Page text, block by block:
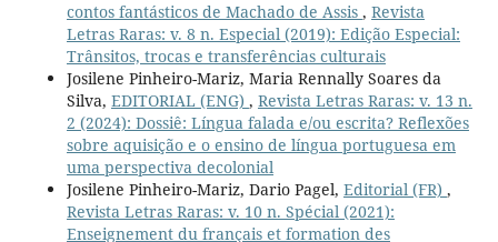
contos fantásticos de Machado de Assis , Revista
Letras Raras: v. 8 n. Especial (2019): Edição Especial:
Trânsitos, trocas e transferências culturais
Josilene Pinheiro-Mariz, Maria Rennally Soares da
Silva, EDITORIAL (ENG) , Revista Letras Raras: v. 13 n.
2 (2024): Dossiê: Língua falada e/ou escrita? Reflexões
sobre aquisição e o ensino de língua portuguesa em
uma perspectiva decolonial
Josilene Pinheiro-Mariz, Dario Pagel, Editorial (FR) ,
Revista Letras Raras: v. 10 n. Spécial (2021):
Enseignement du français et formation des